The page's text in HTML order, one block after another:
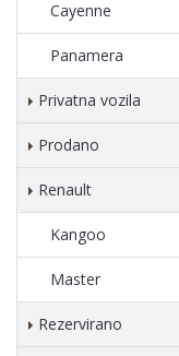
Cayenne
Panamera
Privatna vozila
Prodano
Renault
Kangoo
Master
Rezervirano